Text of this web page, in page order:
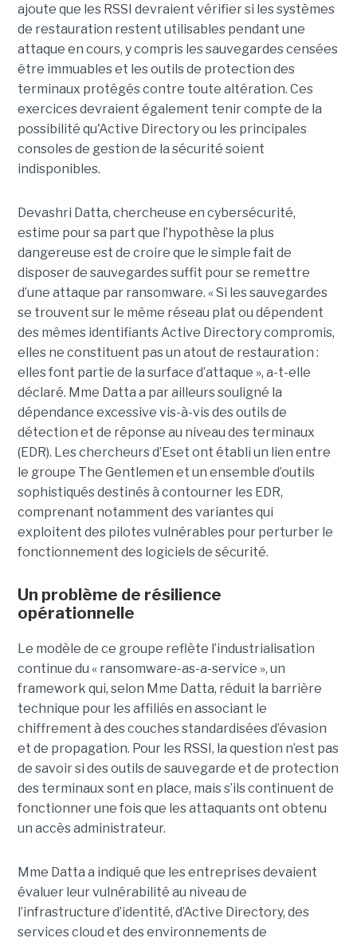
ajoute que les RSSI devraient vérifier si les systèmes
de restauration restent utilisables pendant une
attaque en cours, y compris les sauvegardes censées
être immuables et les outils de protection des
terminaux protégés contre toute altération. Ces
exercices devraient également tenir compte de la
possibilité qu'Active Directory ou les principales
consoles de gestion de la sécurité soient
indisponibles.
Devashri Datta, chercheuse en cybersécurité,
estime pour sa part que l’hypothèse la plus
dangereuse est de croire que le simple fait de
disposer de sauvegardes suffit pour se remettre
d’une attaque par ransomware. « Si les sauvegardes
se trouvent sur le même réseau plat ou dépendent
des mêmes identifiants Active Directory compromis,
elles ne constituent pas un atout de restauration :
elles font partie de la surface d’attaque », a-t-elle
déclaré. Mme Datta a par ailleurs souligné la
dépendance excessive vis-à-vis des outils de
détection et de réponse au niveau des terminaux
(EDR). Les chercheurs d’Eset ont établi un lien entre
le groupe The Gentlemen et un ensemble d’outils
sophistiqués destinés à contourner les EDR,
comprenant notamment des variantes qui
exploitent des pilotes vulnérables pour perturber le
fonctionnement des logiciels de sécurité.
Un problème de résilience
opérationnelle
Le modèle de ce groupe reflète l’industrialisation
continue du « ransomware-as-a-service », un
framework qui, selon Mme Datta, réduit la barrière
technique pour les affiliés en associant le
chiffrement à des couches standardisées d’évasion
et de propagation. Pour les RSSI, la question n’est pas
de savoir si des outils de sauvegarde et de protection
des terminaux sont en place, mais s’ils continuent de
fonctionner une fois que les attaquants ont obtenu
un accès administrateur.
Mme Datta a indiqué que les entreprises devaient
évaluer leur vulnérabilité au niveau de
l’infrastructure d’identité, d’Active Directory, des
services cloud et des environnements de